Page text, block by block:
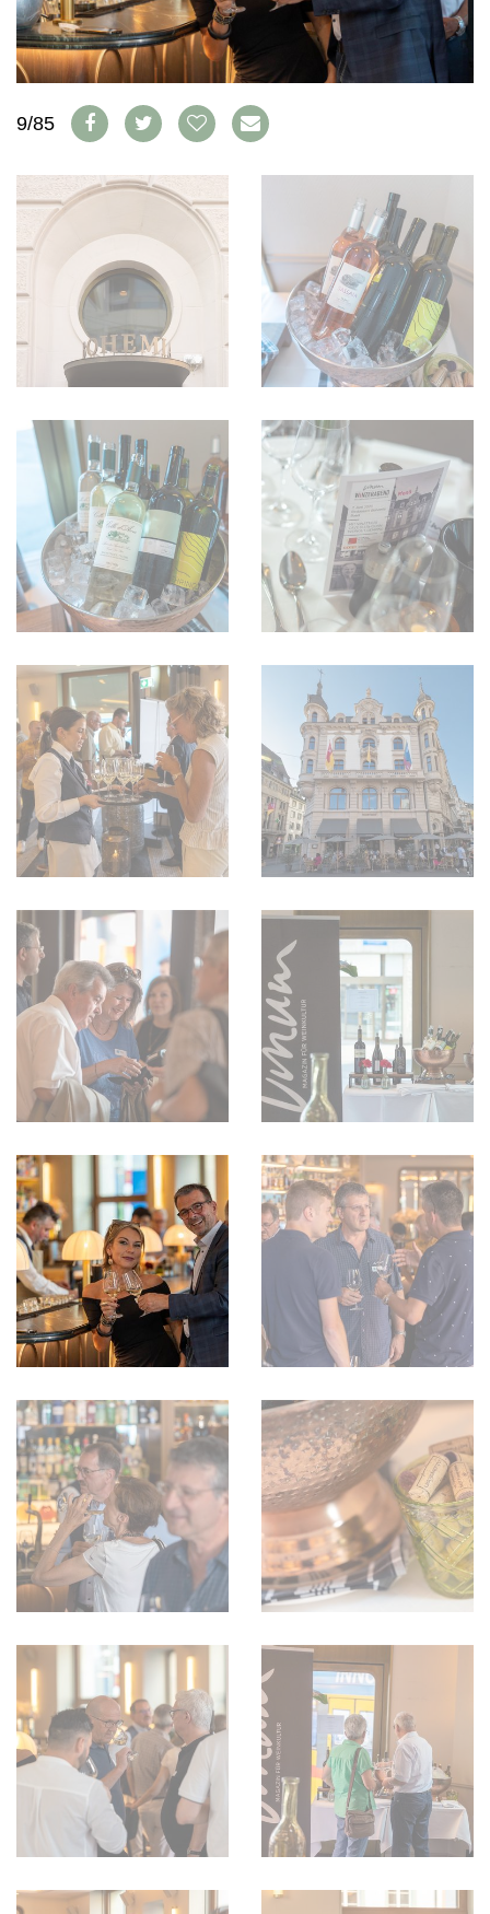
AVANTAGES
VINOPHILES
ARCHIVES
CONCOURS DE VIN
CONCOURS
GUIDE MILLÉSIMES
RECHERCHE VINS
NEWSLETTER
GUIDE DU VIGNOBLE
WINE TRADE CLUB
OFFRES D'EMPLOIS
PUBLICITÉ
PRESSE
MENTIONS LÉGALES
DONNÉES
FAQ
9/85